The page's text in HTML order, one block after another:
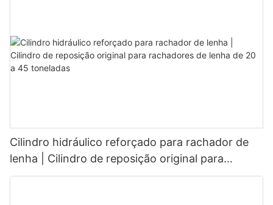
Cilindro hidráulico reforçado para rachador de
lenha | Cilindro de reposição original para
rachadores de lenha de 20 a 45 toneladas